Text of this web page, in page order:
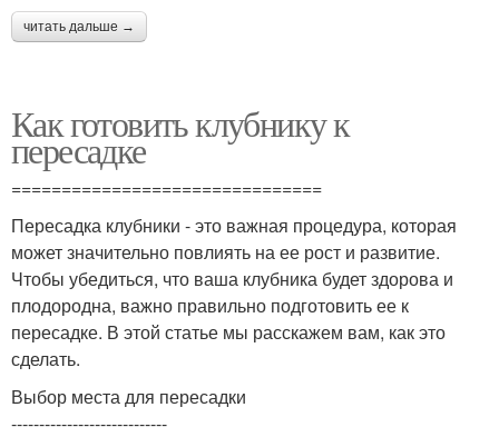
читать дальше →
Как готовить клубнику к
пересадке
===============================
Пересадка клубники - это важная процедура, которая
может значительно повлиять на ее рост и развитие.
Чтобы убедиться, что ваша клубника будет здорова и
плодородна, важно правильно подготовить ее к
пересадке. В этой статье мы расскажем вам, как это
сделать.
Выбор места для пересадки
----------------------------